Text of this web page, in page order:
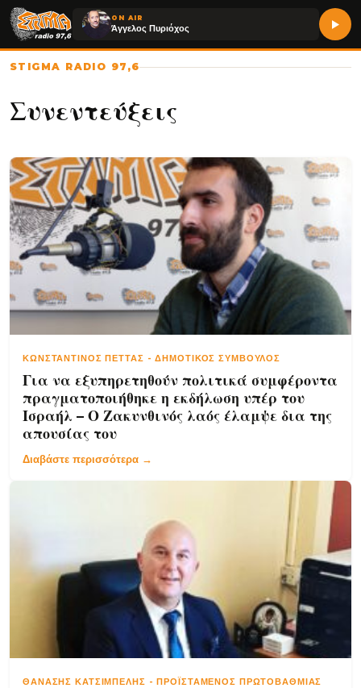
ON AIR
Άγγελος Πυριόχος
STIGMA RADIO 97,6
Συνεντεύξεις
ΚΩΝΣΤΑΝΤΊΝΟΣ ΠΈΤΤΑΣ -ΔΗΜΟΤΙΚΌΣ ΣΎΜΒΟΥΛΟΣ
Για να εξυπηρετηθούν πολιτικά συμφέροντα
πραγματοποιήθηκε η εκδήλωση υπέρ του
Ισραήλ – Ο Ζακυνθινός λαός έλαμψε δια της
απουσίας του
Διαβάστε περισσότερα →
ΘΑΝΆΣΗΣ ΚΑΤΣΊΜΠΕΛΗΣ -ΠΡΟΪΣΤΆΜΕΝΟΣ ΠΡΩΤΟΒΆΘΜΙΑΣ